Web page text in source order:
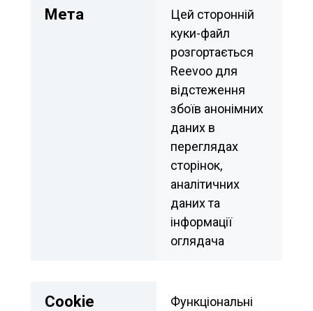
Мета
Цей сторонній
куки-файл
розгортається
Reevoo для
відстеження
збоїв анонімних
даних в
переглядах
сторінок,
аналітичних
даних та
інформації
оглядача
Сookie
Функціональні